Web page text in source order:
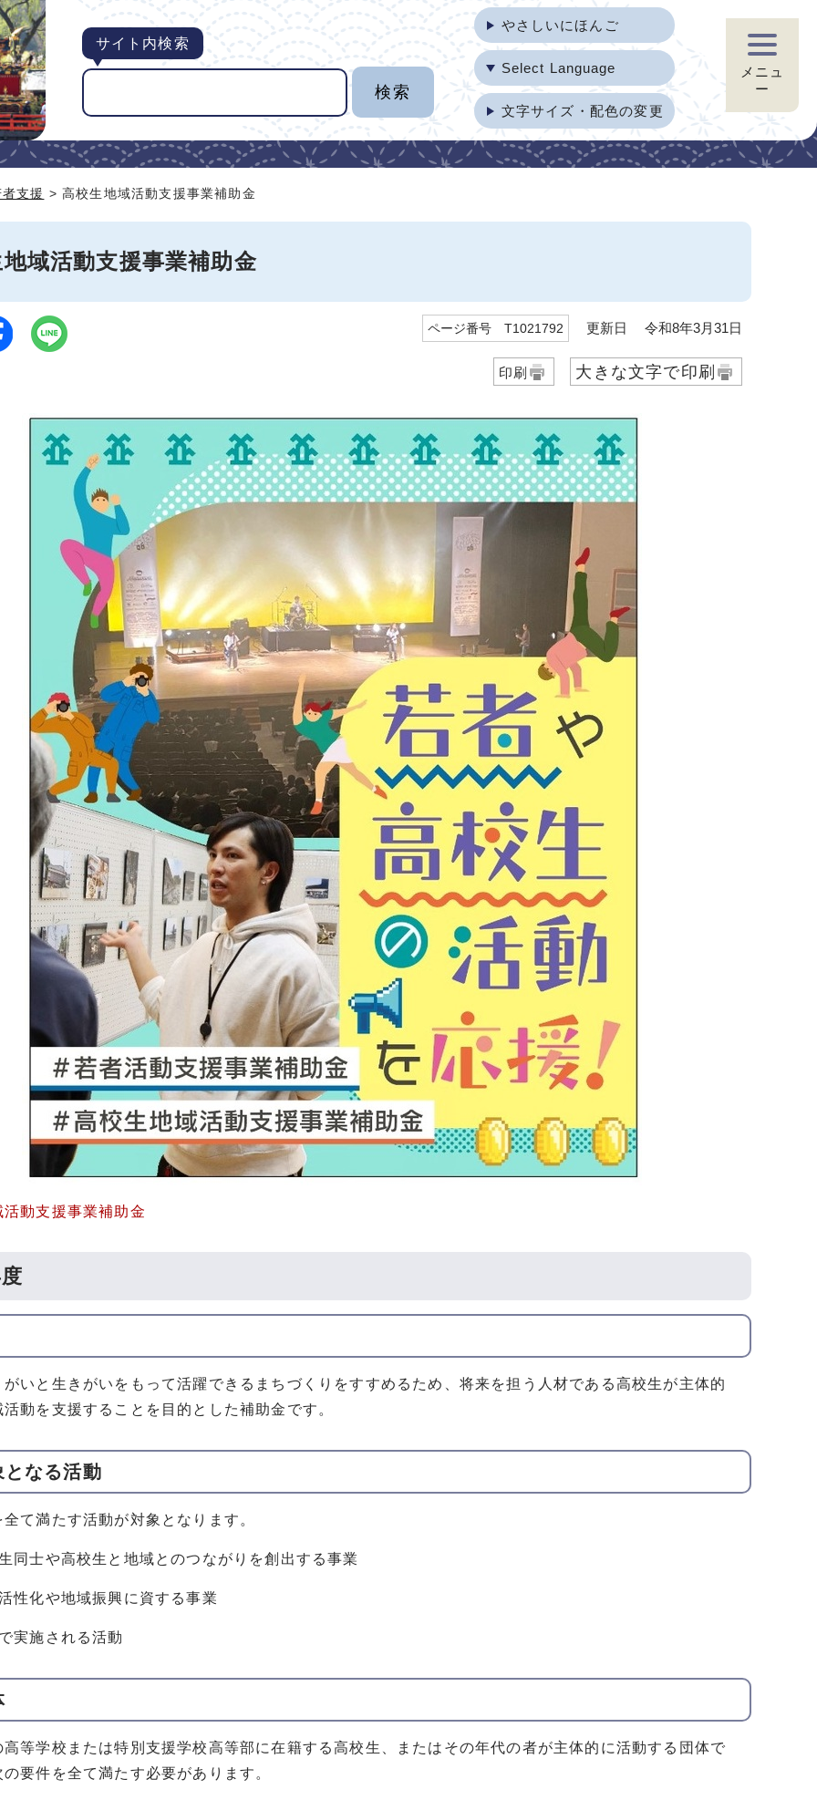
サイト内検索
やさしいにほんご
Select Language
文字サイズ・配色の変更
メニュ
ー
支援 > 高校生地域活動支援事業補助金
域活動支援事業補助金
ページ番号 T1021792 更新日 令和8年3月31日
印刷 大きな文字で印刷
動支援事業補助金
がいと生きがいをもって活躍できるまちづくりをすすめるため、将来を担う人材である高校生が主体的
動を支援することを目的とした補助金です。
なる活動
て満たす活動が対象となります。
同士や高校生と地域とのつながりを創出する事業
性化や地域振興に資する事業
実施される活動
高等学校または特別支援学校高等部に在籍する高校生、またはその年代の者が主体的に活動する団体で
要件を全て満たす必要があります。